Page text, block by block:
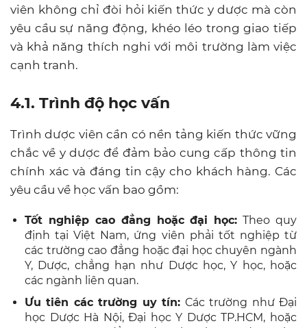
viên không chỉ đòi hỏi kiến thức y dược mà còn
yêu cầu sự năng động, khéo léo trong giao tiếp
và khả năng thích nghi với môi trường làm việc
cạnh tranh.
4.1. Trình độ học vấn
Trình dược viên cần có nền tảng kiến thức vững
chắc về y dược để đảm bảo cung cấp thông tin
chính xác và đáng tin cậy cho khách hàng. Các
yêu cầu về học vấn bao gồm:
Tốt nghiệp cao đẳng hoặc đại học: Theo quy
định tại Việt Nam, ứng viên phải tốt nghiệp từ
các trường cao đẳng hoặc đại học chuyên ngành
Y, Dược, chẳng hạn như Dược học, Y học, hoặc
các ngành liên quan.
Ưu tiên các trường uy tín: Các trường như Đại
học Dược Hà Nội, Đại học Y Dược TP.HCM, hoặc